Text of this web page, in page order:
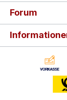
Forum